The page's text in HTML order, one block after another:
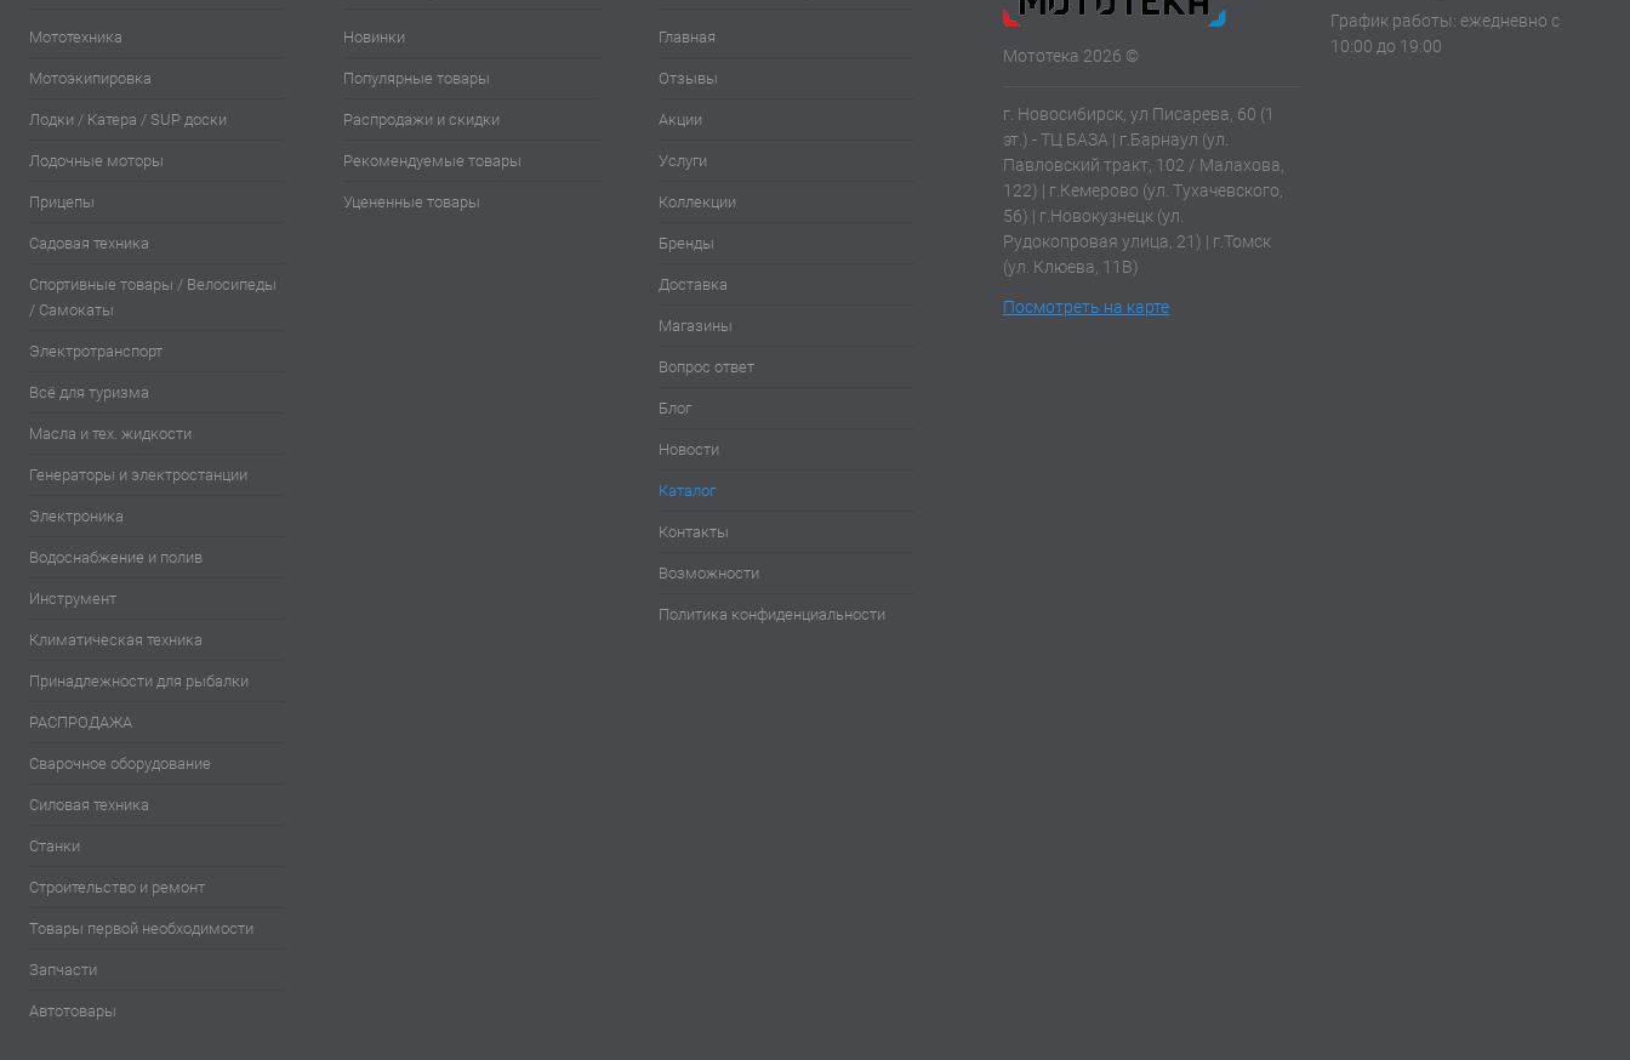
Мототехника
Мотоэкипировка
Лодки / Катера / SUP доски
Лодочные моторы
Прицепы
Садовая техника
Спортивные товары / Велосипеды
/ Самокаты
Электротранспорт
Всё для туризма
Масла и тех. жидкости
Генераторы и электростанции
Электроника
Водоснабжение и полив
Инструмент
Климатическая техника
Принадлежности для рыбалки
РАСПРОДАЖА
Сварочное оборудование
Силовая техника
Станки
Строительство и ремонт
Товары первой необходимости
Запчасти
Автотовары
Новинки
Популярные товары
Распродажи и скидки
Рекомендуемые товары
Уцененные товары
Главная
Отзывы
Акции
Услуги
Коллекции
Бренды
Доставка
Магазины
Вопрос ответ
Блог
Новости
Каталог
Контакты
Возможности
Политика конфиденциальности
Мототека 2026 ©
г. Новосибирск, ул Писарева, 60 (1
эт.) - ТЦ БАЗА | г.Барнаул (ул.
Павловский тракт, 102 / Малахова,
122) | г.Кемерово (ул. Тухачевского,
56) | г.Новокузнецк (ул.
Рудокопровая улица, 21) | г.Томск
(ул. Клюева, 11В)
Посмотреть на карте
График работы: ежедневно с
10:00 до 19:00